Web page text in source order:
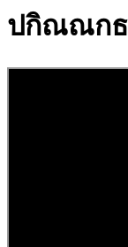
ปกิณณกธ